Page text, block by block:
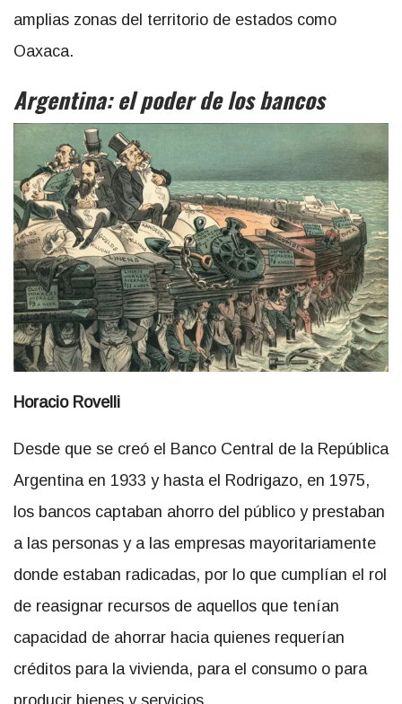
amplias zonas del territorio de estados como
Oaxaca.
Argentina: el poder de los bancos
Horacio Rovelli
Desde que se creó el Banco Central de la República
Argentina en 1933 y hasta el Rodrigazo, en 1975,
los bancos captaban ahorro del público y prestaban
a las personas y a las empresas mayoritariamente
donde estaban radicadas, por lo que cumplían el rol
de reasignar recursos de aquellos que tenían
capacidad de ahorrar hacia quienes requerían
créditos para la vivienda, para el consumo o para